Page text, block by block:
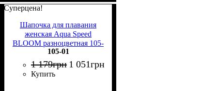
Суперцена!
Шапочка для плавания
женская Aqua Speed
BLOOM разноцветная 105-
01
105-01
1 179грн 1 051грн
Купить